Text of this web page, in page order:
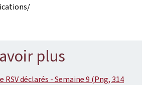
plus
RSV déclarés - Semaine 9 (Png, 314